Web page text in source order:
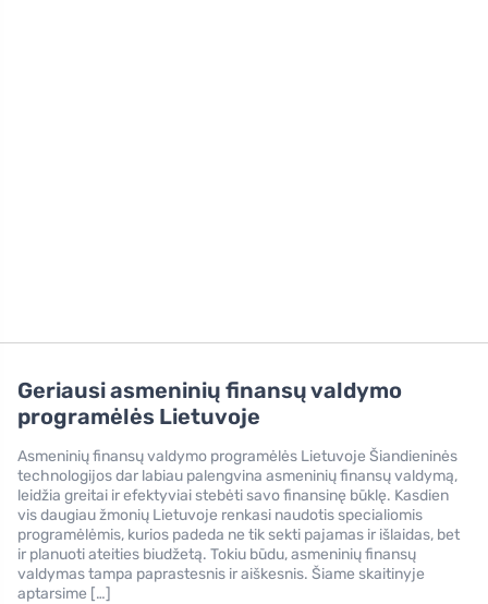
Geriausi asmeninių finansų valdymo
programėlės Lietuvoje
Asmeninių finansų valdymo programėlės Lietuvoje Šiandieninės
technologijos dar labiau palengvina asmeninių finansų valdymą,
leidžia greitai ir efektyviai stebėti savo finansinę būklę. Kasdien
vis daugiau žmonių Lietuvoje renkasi naudotis specialiomis
programėlėmis, kurios padeda ne tik sekti pajamas ir išlaidas, bet
ir planuoti ateities biudžetą. Tokiu būdu, asmeninių finansų
valdymas tampa paprastesnis ir aiškesnis. Šiame skaitinyje
aptarsime […]